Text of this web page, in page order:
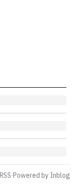
RSS·Powered by Inblog